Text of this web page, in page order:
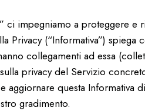
ci impegniamo a proteggere e
Privacy (“Informativa”)
collegamenti ad essa
privacy del Servizio
aggiornare questa Informativa
gradimento.